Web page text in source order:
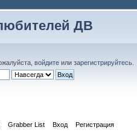
ДВ
войдите или зарегистрируйтесь
Grabber List Вход Регистрация